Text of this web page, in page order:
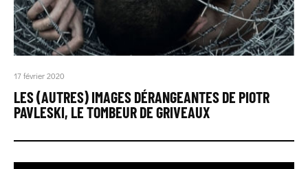
17 février 2020
LES (AUTRES) IMAGES DÉRANGEANTES DE PIOTR
PAVLESKI, LE TOMBEUR DE GRIVEAUX